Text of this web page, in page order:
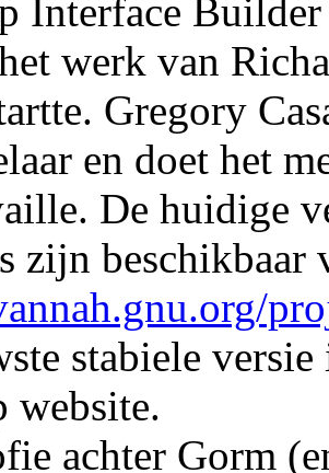
Interface
werk van
Gregory
en doet het
De huidige
zijn beschikbaar
stabiele
website.
achter Gorm